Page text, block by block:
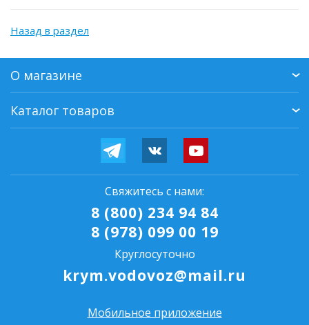
Назад в раздел
О магазине
Каталог товаров
Свяжитесь с нами:
8 (800) 234 94 84
8 (978) 099 00 19
Круглосуточно
krym.vodovoz@mail.ru
Мобильное приложение